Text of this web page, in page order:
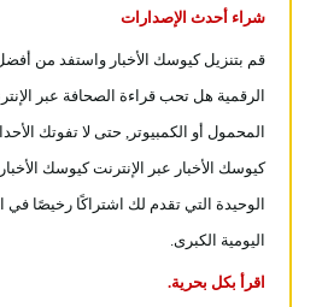
شراء أحدث الإصدارات
قم بتنزيل كيوسك الأخبار واستفد من
الرقمية هل تحب قراءة الصحافة عبر
المحمول أو الكمبيوتر, حتى لا تفوتك
كيوسك الأخبار عبر الإنترنت كيوسك
الوحيدة التي تقدم لك اشتراكًا رخيصًا
اليومية الكبرى.
اقرأ بكل بحرية.